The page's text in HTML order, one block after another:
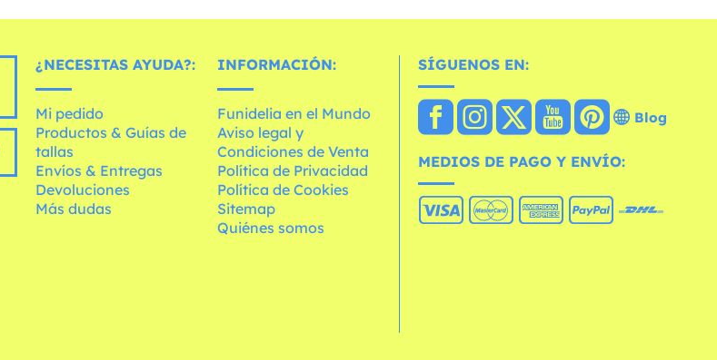
¿NECESITAS AYUDA?:
Mi pedido
Productos & Guías de
tallas
Envíos & Entregas
Devoluciones
Más dudas
INFORMACIÓN:
Funidelia en el Mundo
Aviso legal y
Condiciones de Venta
Política de Privacidad
Política de Cookies
Sitemap
Quiénes somos
SÍGUENOS EN:
Blog
MEDIOS DE PAGO Y ENVÍO: